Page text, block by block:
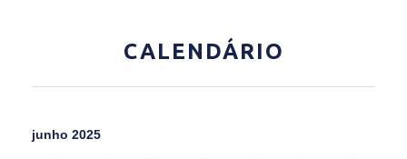
CALENDÁRIO
junho 2025